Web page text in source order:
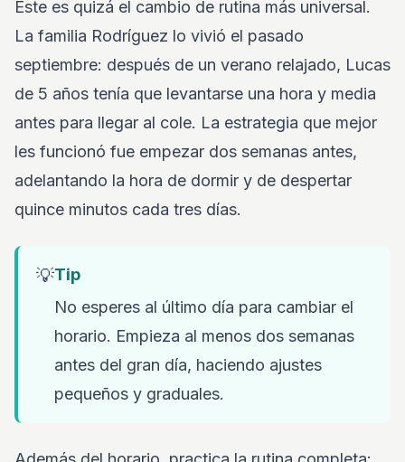
Este es quizá el cambio de rutina más universal.
La familia Rodríguez lo vivió el pasado
septiembre: después de un verano relajado, Lucas
de 5 años tenía que levantarse una hora y media
antes para llegar al cole. La estrategia que mejor
les funcionó fue empezar dos semanas antes,
adelantando la hora de dormir y de despertar
quince minutos cada tres días.
💡Tip
No esperes al último día para cambiar el
horario. Empieza al menos dos semanas
antes del gran día, haciendo ajustes
pequeños y graduales.